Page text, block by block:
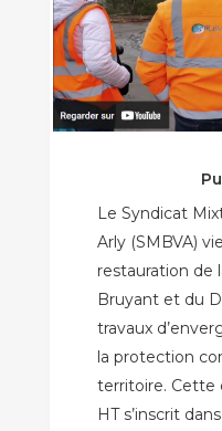
Le Syndicat
Arly (SMBVA)
restauration de
Bruyant et du
travaux
la protection
territoire. Cette
HT s’inscrit